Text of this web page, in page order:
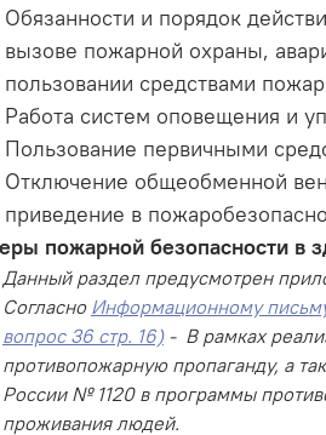
Обязанности и порядок
вызове пожарной охраны,
пользовании средствами
Работа систем оповещения и
Пользование первичными
Отключение общеобменной
приведение в
пожарной безопасности в
Данный раздел предусмотрен
Согласно Информационному
вопрос 36 стр. 16)- В рамках
противопожарную пропаганду, а
России № 1120 в программы
проживания людей.